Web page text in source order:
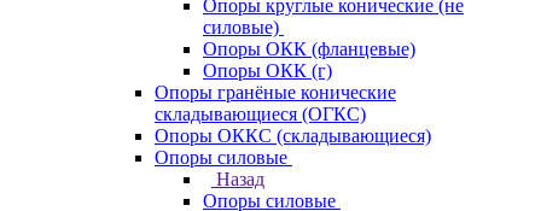
Опоры круглые конические (не
силовые)
Опоры ОКК (фланцевые)
Опоры ОКК (г)
Опоры гранёные конические
складывающиеся (ОГКС)
Опоры ОККС (складывающиеся)
Опоры силовые
Назад
Опоры силовые